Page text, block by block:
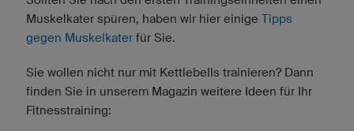
Muskelkater spüren, haben wir hier einige Tipps
gegen Muskelkater für Sie.
Sie wollen nicht nur mit Kettlebells trainieren? Dann
finden Sie in unserem Magazin weitere Ideen für Ihr
Fitnesstraining: